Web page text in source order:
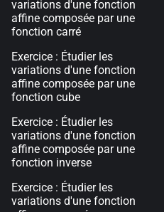
variations d'une fonction
affine composée par une
fonction carré
Exercice : Étudier les
variations d'une fonction
affine composée par une
fonction cube
Exercice : Étudier les
variations d'une fonction
affine composée par une
fonction inverse
Exercice : Étudier les
variations d'une fonction